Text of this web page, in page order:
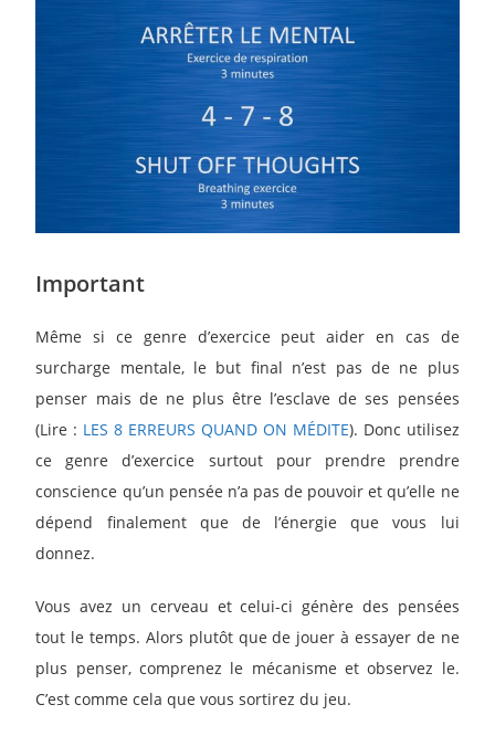
Important
Même si ce genre d’exercice peut aider en cas de
surcharge mentale, le but final n’est pas de ne plus
penser mais de ne plus être l’esclave de ses pensées
(Lire : LES 8 ERREURS QUAND ON MÉDITE). Donc utilisez
ce genre d’exercice surtout pour prendre prendre
conscience qu’un pensée n’a pas de pouvoir et qu’elle ne
dépend finalement que de l’énergie que vous lui
donnez.
Vous avez un cerveau et celui-ci génère des pensées
tout le temps. Alors plutôt que de jouer à essayer de ne
plus penser, comprenez le mécanisme et observez le.
C’est comme cela que vous sortirez du jeu.